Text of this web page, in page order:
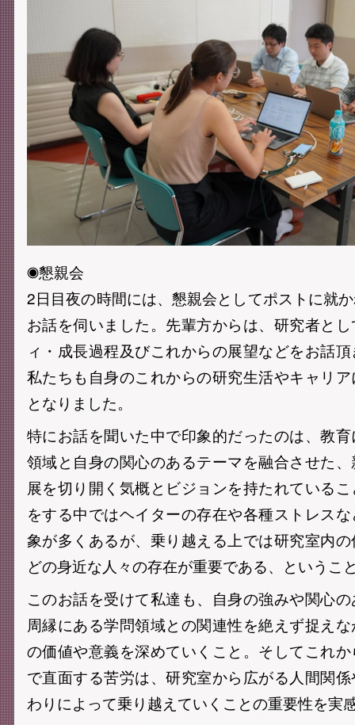
◉懇親会
2日目夜の時間には、懇親会としてポストに就
お話を伺いました。先輩方からは、研究者と
ィ・成長過程及びこれからの展望などをお話
私たちも自身のこれからの研究生活やキャリ
となりました。
特にお話を聞いた中で印象的だったのは、教
領域と自身の関心のあるテーマを融合させた
展を切り開く気概とビジョンを持たれている
をする中ではヘイターの存在や各種ストレス
象が多くあるが、乗り越える上では研究室内
どの身近な人々の存在が重要である、というこ
このお話を受けて私達も、自身の強みや関心
周縁にある学問領域との関連性を絶えず捉え
の価値や意義を深めていくこと。そしてこれ
で直面する苦労は、研究室から広がる人間関
わりによって乗り越えていくことの重要性を実